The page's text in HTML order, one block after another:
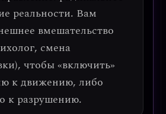
реальности. Вам
вмешательство
смена
чтобы «включить»
к движению, либо
к разрушению.